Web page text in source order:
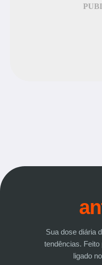
Sua dose diária
tendências.
ligado